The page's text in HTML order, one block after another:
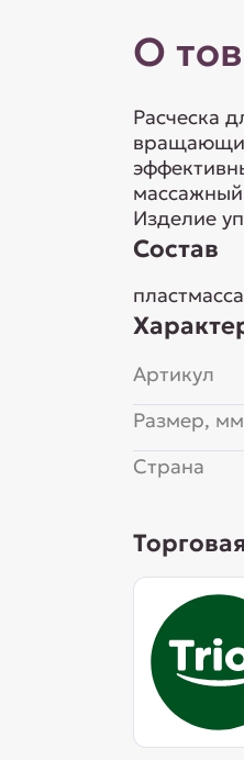
О
Расческа
Изделие
Состав
Артикул
Размер, мм
Страна